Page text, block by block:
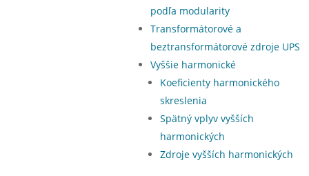
podľa modularity
Transformátorové a
beztransformátorové zdroje UPS
Vyššie harmonické
Koeficienty harmonického
skreslenia
Spätný vplyv vyšších
harmonických
Zdroje vyšších harmonických